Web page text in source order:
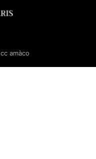
cc amàco